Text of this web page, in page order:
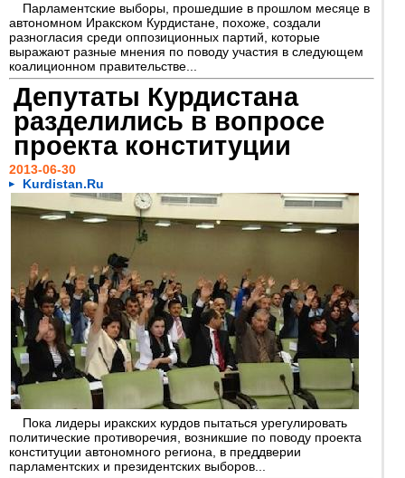
Парламентские выборы, прошедшие в прошлом месяце в
автономном Иракском Курдистане, похоже, создали
разногласия среди оппозиционных партий, которые
выражают разные мнения по поводу участия в следующем
коалиционном правительстве...
Депутаты Курдистана
разделились в вопросе
проекта конституции
2013-06-30
Kurdistan.Ru
Пока лидеры иракских курдов пытаться урегулировать
политические противоречия, возникшие по поводу проекта
конституции автономного региона, в преддверии
парламентских и президентских выборов...